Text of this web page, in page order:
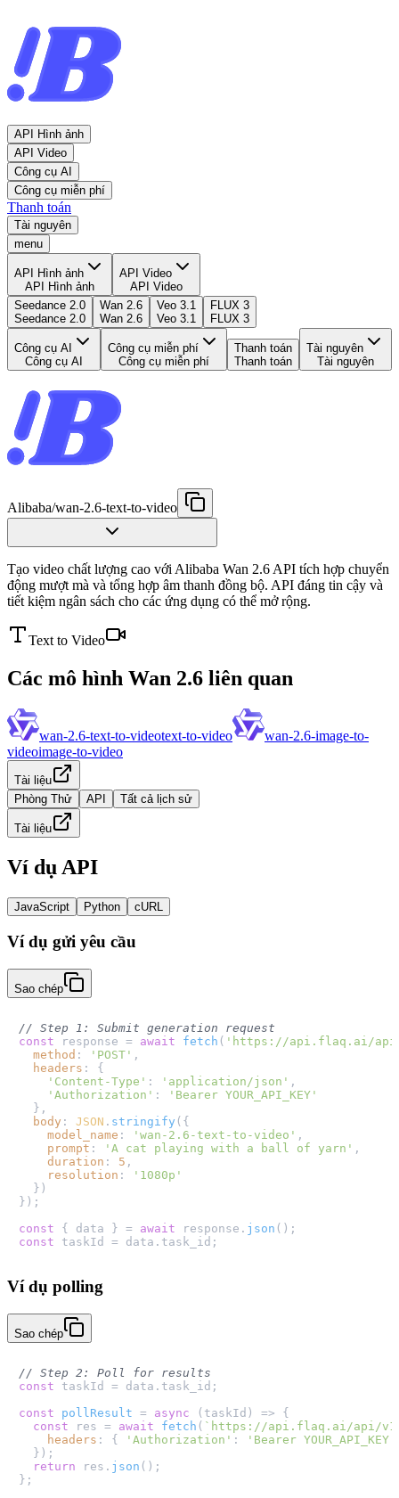
API Hình ảnh
API Video
Công cụ AI
Công cụ miễn phí
Thanh toán
Tài nguyên
menu
API Hình ảnh
API Hình ảnh
API Video
API Video
Seedance 2.0
Seedance 2.0
Wan 2.6
Wan 2.6
Veo 3.1
Veo 3.1
FLUX 3
FLUX 3
Công cụ AI
Công cụ AI
Công cụ miễn phí
Công cụ miễn phí
Thanh toán
Thanh toán
Tài nguyên
Tài nguyên
Alibaba/wan-2.6-text-to-video
Tạo video chất lượng cao với Alibaba Wan 2.6 API tích hợp chuyển
động mượt mà và tổng hợp âm thanh đồng bộ. API đáng tin cậy và
tiết kiệm ngân sách cho các ứng dụng có thể mở rộng.
Text to Video
Các mô hình Wan 2.6 liên quan
wan-2.6-text-to-videotext-to-video
wan-2.6-image-to-
videoimage-to-video
Tài liệu
Phòng Thử
API Tất cả lịch sử
Tài liệu
Ví dụ API
JavaScript Python cURL
Ví dụ gửi yêu cầu
Sao chép
// Step 1: Submit generation request
const response = await fetch ( 'https://api.flaq.ai/
method : 'POST' ,
headers : {
'Content-Type' : 'application/json' ,
'Authorization' :
'Bearer YOUR_API_KEY'
  },
body : JSON . stringify ({
model_name : 'wan-2.6-text-to-video' ,
prompt : 'A cat playing with a ball of yarn' ,
duration : 5 ,
resolution :
'1080p'
  })
});
const { data } = await response. json
const taskId = data. task_id
Ví dụ polling
Sao chép
// Step 2: Poll for results
const taskId = data. task_id ;
const
pollResult = async ( taskId ) => {
const res = await fetch ( `https://api.flaq.ai/api/
headers : { 'Authorization' : 'Bearer YOUR_API_KEY'
  });
return res. json ();
};